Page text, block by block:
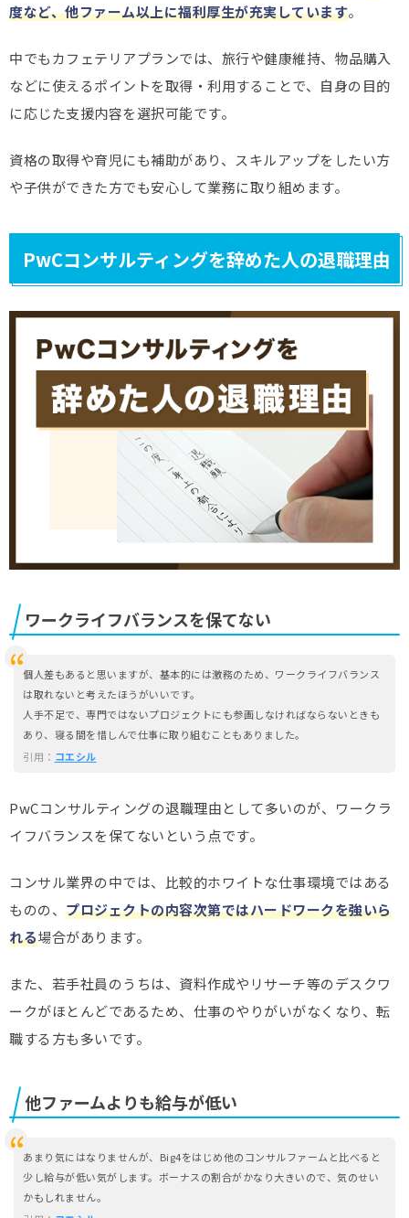
度など、他ファーム以上に福利厚生が充実しています。
中でもカフェテリアプランでは、旅行や健康維持、物品購入
などに使えるポイントを取得・利用することで、自身の目的
に応じた支援内容を選択可能です。
資格の取得や育児にも補助があり、スキルアップをしたい方
や子供ができた方でも安心して業務に取り組めます。
PwCコンサルティングを辞めた人の退職理由
ワークライフバランスを保てない
個人差もあると思いますが、基本的には激務のため、ワークライフバランス
は取れないと考えたほうがいいです。
人手不足で、専門ではないプロジェクトにも参画しなければならないときも
あり、寝る間を惜しんで仕事に取り組むこともありました。
引用： コエシル
PwCコンサルティングの退職理由として多いのが、ワークラ
イフバランスを保てないという点です。
コンサル業界の中では、比較的ホワイトな仕事環境ではある
ものの、 プロジェクトの内容次第ではハードワークを強いら
れる場合があります。
また、若手社員のうちは、資料作成やリサーチ等のデスクワ
ークがほとんどであるため、仕事のやりがいがなくなり、転
職する方も多いです。
他ファームよりも給与が低い
あまり気にはなりませんが、Big4をはじめ他のコンサルファームと比べると
少し給与が低い気がします。ボーナスの割合がかなり大きいので、気のせい
かもしれません。